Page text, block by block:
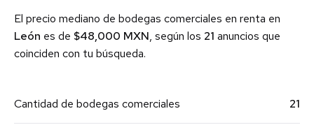
El precio mediano de bodegas comerciales en renta en
León es de $48,000 MXN, según los 21 anuncios que
coinciden con tu búsqueda.
Cantidad de bodegas comerciales 21